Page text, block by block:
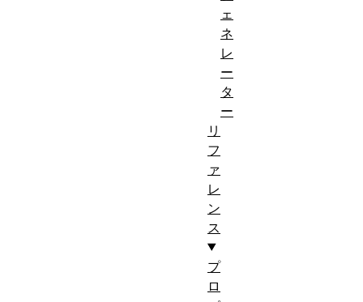
ェ
ネ
レ
ー
タ
ー
リ
フ
ァ
レ
ン
ス
プ
ロ